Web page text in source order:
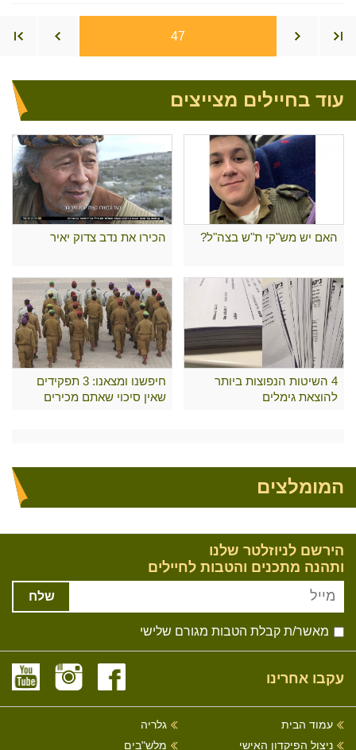
47
עוד בחיילים מצייצים
האם יש מש"קי ת"ש בצה"ל? הכירו את נדב צדוק יאיר
4 השיטות הנפוצות ביותר
להוצאת גימלים
חיפשנו ומצאנו: 3 תפקידים
שאין סיכוי שאתם מכירים
המומלצים
הירשם לניוזלטר שלנו
ותהנה מתכנים והטבות לחיילים
שלח
מאשר/ת קבלת הטבות מגורם שלישי
עקבו אחרינו
עמוד הבית
ניצול הפיקדון האישי
גלריה
מלש"בים